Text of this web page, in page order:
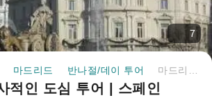
7
마드리드 반나절/데이 투어
적인 도심 투어 | 스페인